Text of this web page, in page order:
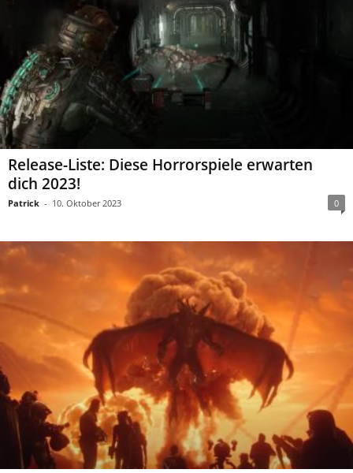
Release-Liste: Diese Horrorspiele erwarten
dich 2023!
Patrick - 10. Oktober 2023 0